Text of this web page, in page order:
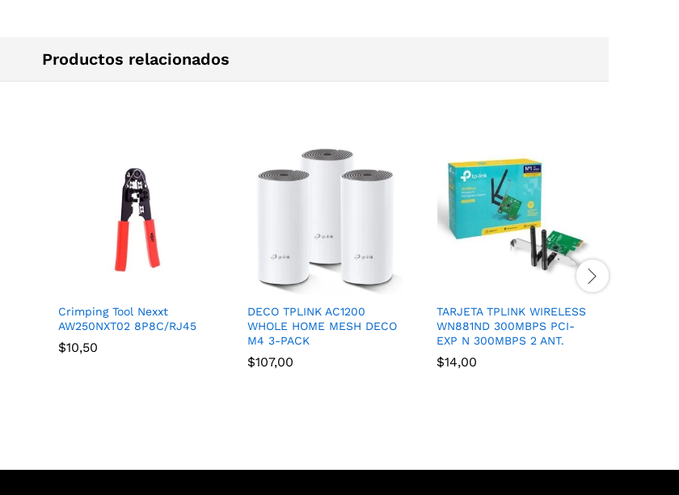
Productos relacionados
Crimping Tool Nexxt
AW250NXT02 8P8C/RJ45
$10,50
DECO TPLINK AC1200
WHOLE HOME MESH DECO
M4 3-PACK
$107,00
TARJETA TPLINK WIRELESS
WN881ND 300MBPS PCI-
EXP N 300MBPS 2 ANT.
$14,00